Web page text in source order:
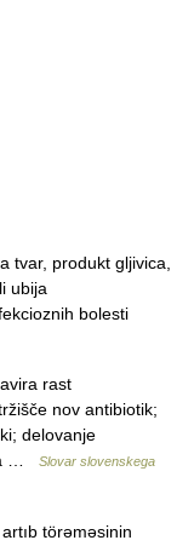
tvar, produkt gljivica,
ubija
bolesti
rast
nov antibiotik;
delovanje
…
Slovar slovenskega
törəməsinin